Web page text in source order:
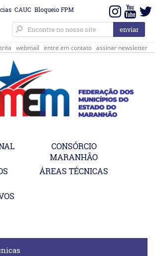
CAUC Bloqueio FPM
webmail entre em contato assinar newsletter
CONSÓRCIO
MARANHÃO
ÁREAS TÉCNICAS